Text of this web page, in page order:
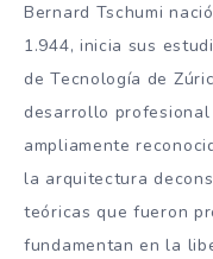
Bernard Tschumi
1.944, inicia sus
de Tecnología de
desarrollo profesional
ampliamente
la arquitectura
teóricas que fueron
fundamentan en la